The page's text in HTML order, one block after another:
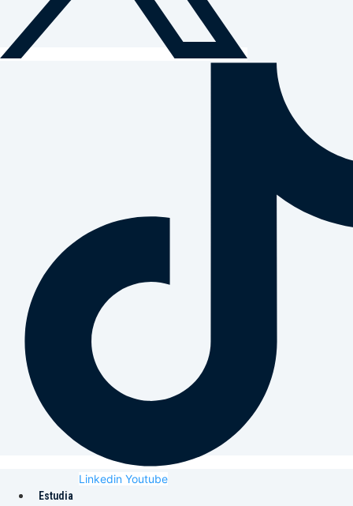
Linkedin Youtube
Estudia